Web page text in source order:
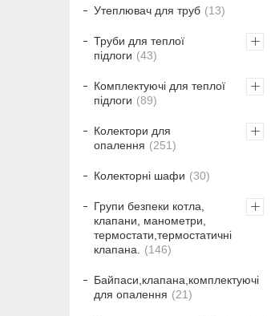
Утеплювач для труб 13
Труби для теплої
підлоги
43
Комплектуючі для теплої
підлоги
89
Колектори для
опалення
251
Колекторні шафи 30
Групи безпеки котла,
клапани, манометри,
термостати,термостатичні
клапана.
146
Байпаси,клапана,комплектуючі
для опалення
21